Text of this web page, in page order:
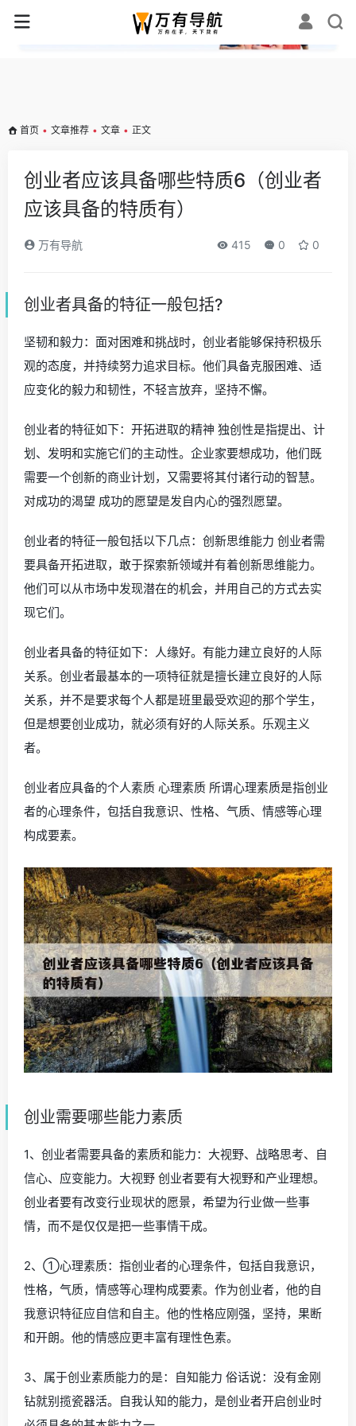
✕
首页 • 文章推荐 • 文章 • 正文
创业者应该具备哪些特质6（创业者
应该具备的特质有）
万有导航 415 0 0
创业者具备的特征一般包括?
坚韧和毅力：面对困难和挑战时，创业者能够保持积极乐
观的态度，并持续努力追求目标。他们具备克服困难、适
应变化的毅力和韧性，不轻言放弃，坚持不懈。
创业者的特征如下：开拓进取的精神 独创性是指提出、计
划、发明和实施它们的主动性。企业家要想成功，他们既
需要一个创新的商业计划，又需要将其付诸行动的智慧。
对成功的渴望 成功的愿望是发自内心的强烈愿望。
创业者的特征一般包括以下几点：创新思维能力 创业者需
要具备开拓进取，敢于探索新领域并有着创新思维能力。
他们可以从市场中发现潜在的机会，并用自己的方式去实
现它们。
创业者具备的特征如下：人缘好。有能力建立良好的人际
关系。创业者最基本的一项特征就是擅长建立良好的人际
关系，并不是要求每个人都是班里最受欢迎的那个学生，
但是想要创业成功，就必须有好的人际关系。乐观主义
者。
创业者应具备的个人素质 心理素质 所谓心理素质是指创业
者的心理条件，包括自我意识、性格、气质、情感等心理
构成要素。
创业需要哪些能力素质
1、创业者需要具备的素质和能力：大视野、战略思考、自
信心、应变能力。大视野 创业者要有大视野和产业理想。
创业者要有改变行业现状的愿景，希望为行业做一些事
情，而不是仅仅是把一些事情干成。
2、①心理素质：指创业者的心理条件，包括自我意识，
性格，气质，情感等心理构成要素。作为创业者，他的自
我意识特征应自信和自主。他的性格应刚强，坚持，果断
和开朗。他的情感应更丰富有理性色素。
3、属于创业素质能力的是：自知能力 俗话说：没有金刚
钻就别揽瓷器活。自我认知的能力，是创业者开启创业时